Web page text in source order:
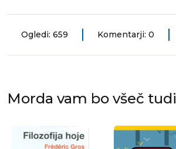
Ogledi: 659 Komentarji: 0
Morda vam bo všeč tudi